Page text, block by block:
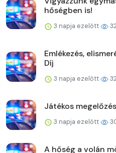
hőségben is!
3 napja ezelőtt
Emlékezés,
Díj
3 napja ezelőtt
Játékos
3 napja ezelőtt
A hőség a volán